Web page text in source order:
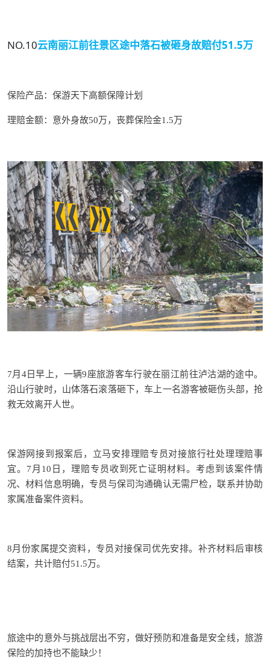
NO.10云南丽江前往景区途中落石被砸身故赔付51.5万
保险产品： 保游天下高额保障计划
理赔金额：意外身故50万，丧葬保险金1.5万
7月4日早上，一辆9座旅游客车行驶在丽江前往泸沽湖的途中。
沿山行驶时，山体落石滚落砸下，车上一名游客被砸伤头部，抢
救无效离开人世。
保游网接到报案后，立马安排理赔专员对接旅行社处理理赔事
宜。7月10日，理赔专员收到死亡证明材料。考虑到该案件情
况、材料信息明确，专员与保司沟通确认无需尸检，联系并协助
家属准备案件资料。
8月份家属提交资料，专员对接保司优先安排。补齐材料后审核
结案，共计赔付51.5万。
旅途中的意外与挑战层出不穷，做好预防和准备是安全线，旅游
保险的加持也不能缺少！